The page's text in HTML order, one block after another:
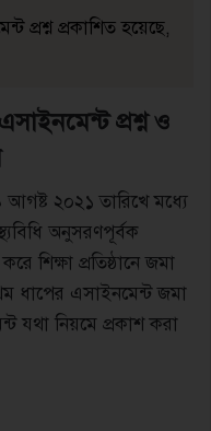
প্রশ্ন প্রকাশিত হয়েছে,
প্রশ্ন ও
২০২১ তারিখে মধ্যে
অনুসরণপূর্বক
শিক্ষা প্রতিষ্ঠানে জমা
ধাপের এসাইনমেন্ট জমা
যথা নিয়মে প্রকাশ করা